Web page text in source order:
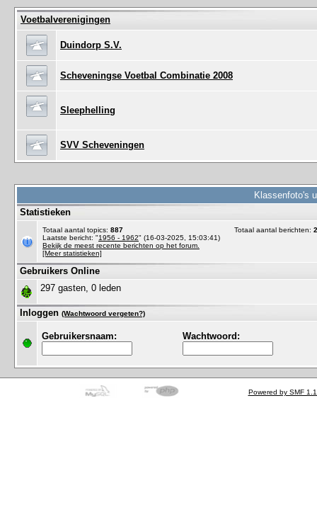
Voetbalverenigingen
Duindorp S.V.
Scheveningse Voetbal Combinatie 2008
Sleephelling
SVV Scheveningen
Klassenfoto's
Statistieken
Totaal aantal topics: 887 Totaal aantal berichten:
Laatste bericht: "1956 - 1962" (16-03-2025, 15:03:41)
Bekijk de meest recente berichten op het forum.
[Meer statistieken]
Gebruikers Online
297 gasten, 0 leden
Inloggen (Wachtwoord vergeten?)
Gebruikersnaam: Wachtwoord:
Powered by SMF